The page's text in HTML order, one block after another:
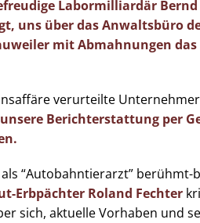
Labormilliardär
uns über das Anwaltsbüro
mit Abmahnungen das
verurteilte
unsere Berichterstattung per
“Autobahntierarzt” berühmt-
Erbpächter Roland Fechter
sich, aktuelle Vorhaben und